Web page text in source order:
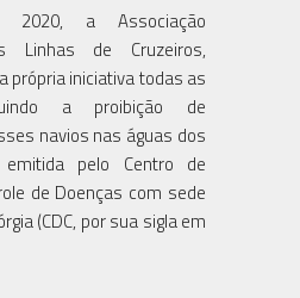
a Associação
Linhas de Cruzeiros,
própria iniciativa todas as
a proibição de
navios nas águas dos
emitida pelo Centro de
de Doenças com sede
(CDC, por sua sigla em